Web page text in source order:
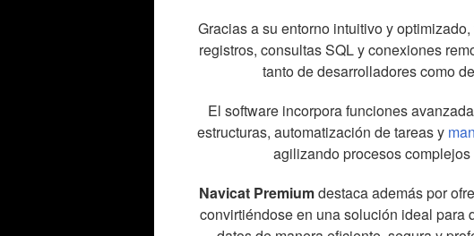
Gracias a su entorno intuitivo y
registros, consultas SQL y conexiones
tanto de desarrolladores como
El software incorpora funciones
estructuras, automatización de tareas y
agilizando procesos
Navicat Premiumdestaca además por
convirtiéndose en una solución ideal para